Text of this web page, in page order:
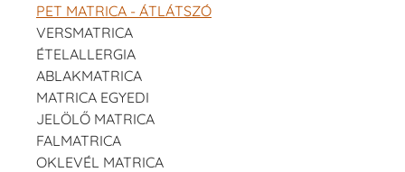
PET MATRICA - ÁTLÁTSZÓ
VERSMATRICA
ÉTELALLERGIA
ABLAKMATRICA
MATRICA EGYEDI
JELÖLŐ MATRICA
FALMATRICA
OKLEVÉL MATRICA